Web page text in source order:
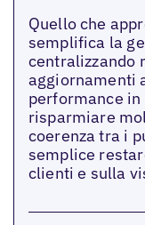
Quello che
semplifica la
centralizzando
aggiornamenti
performance
risparmiare
coerenza tra i
semplice
clienti e sulla